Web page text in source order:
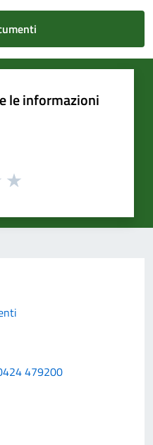
le informazioni
479200